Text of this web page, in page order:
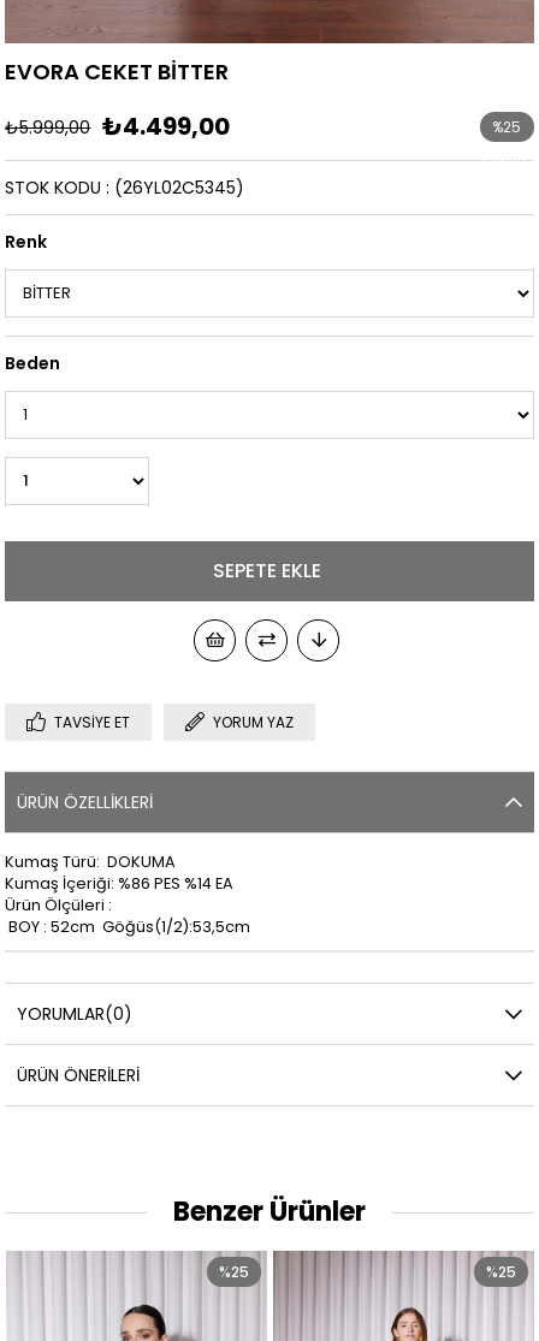
EVORA CEKET BİTTER
₺5.999,00 ₺4.499,00 %25
İndirim
(26YL02C5345)
STOK KODU
Renk
Beden
TAVSIYE ET YORUM YAZ
ÜRÜN ÖZELLIKLERI
Kumaş Türü: DOKUMA
Kumaş İçeriği: %86 PES %14 EA
Ürün Ölçüleri :
BOY : 52cm Göğüs(1/2):53,5cm
YORUMLAR(0)
ÜRÜN ÖNERILERI
Benzer Ürünler